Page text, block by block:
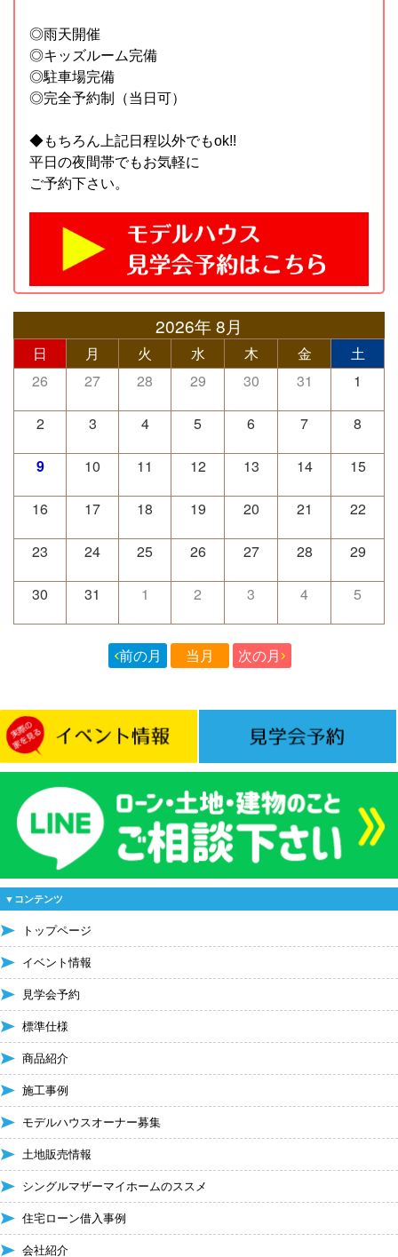
◎雨天開催
◎キッズルーム完備
◎駐車場完備
◎完全予約制（当日可）
◆もちろん上記日程以外でもok!!
平日の夜間帯でもお気軽に
ご予約下さい。
2026年 8月
前の月 当月 次の月
日 月 火 水 木 金
土
26
27 28 29 30 31 1
2 3 4 5 6 7 8
9 10 11 12 13 14 15
16 17 18 19 20 21 22
23 24 25 26 27 28 29
30 31 1 2 3 4 5
▼コンテンツ
トップページ
イベント情報
見学会予約
標準仕様
商品紹介
施工事例
モデルハウスオーナー募集
土地販売情報
シングルマザーマイホームのススメ
住宅ローン借入事例
会社紹介